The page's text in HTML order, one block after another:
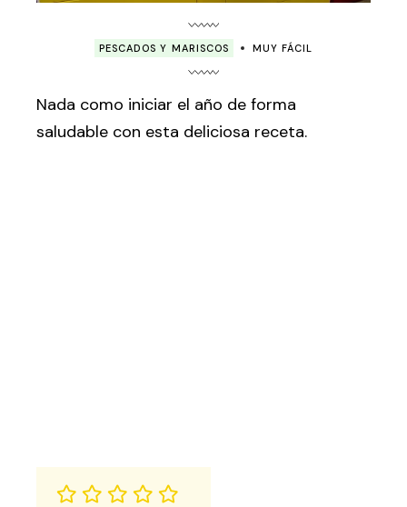
PESCADOS Y MARISCOS MUY FÁCIL
Nada como iniciar el año de forma
saludable con esta deliciosa receta.